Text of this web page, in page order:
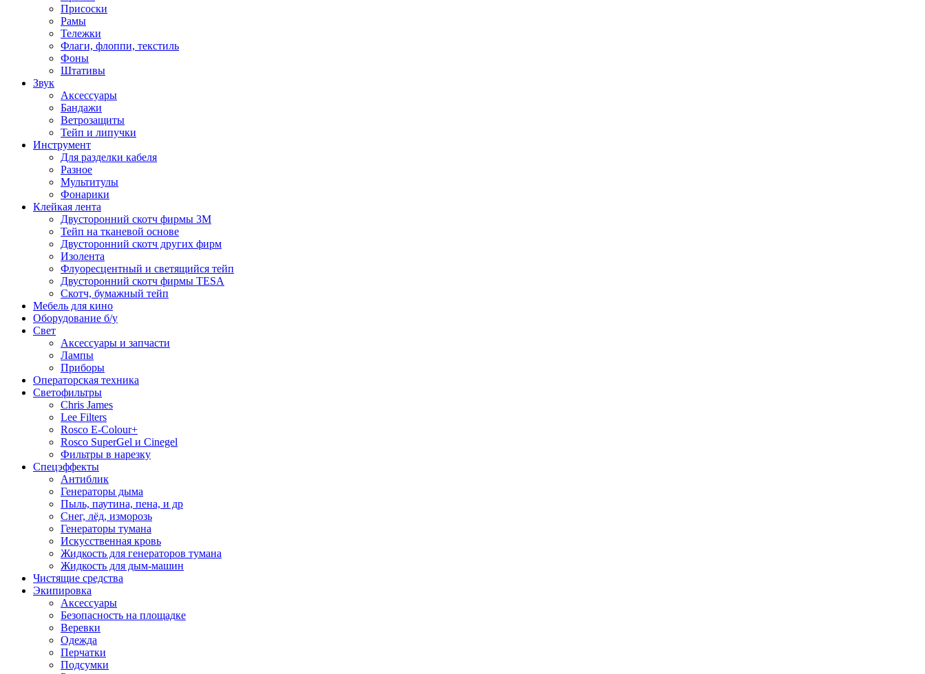
Присоски
Рамы
Тележки
Флаги, флоппи, текстиль
Фоны
Штативы
Звук
Аксессуары
Бандажи
Ветрозащиты
Тейп и липучки
Инструмент
Для разделки кабеля
Разное
Мультитулы
Фонарики
Клейкая лента
Двусторонний скотч фирмы 3M
Тейп на тканевой основе
Двусторонний скотч других фирм
Изолента
Флуоресцентный и светящийся тейп
Двусторонний скотч фирмы TESA
Скотч, бумажный тейп
Мебель для кино
Оборудование б/у
Свет
Аксессуары и запчасти
Лампы
Приборы
Операторская техника
Светофильтры
Chris James
Lee Filters
Rosco E-Colour+
Rosco SuperGel и Cinegel
Фильтры в нарезку
Спецэффекты
Антиблик
Генераторы дыма
Пыль, паутина, пена, и др
Снег, лёд, изморозь
Генераторы тумана
Искусственная кровь
Жидкость для генераторов тумана
Жидкость для дым-машин
Чистящие средства
Экипировка
Аксессуары
Безопасность на площадке
Веревки
Одежда
Перчатки
Подсумки